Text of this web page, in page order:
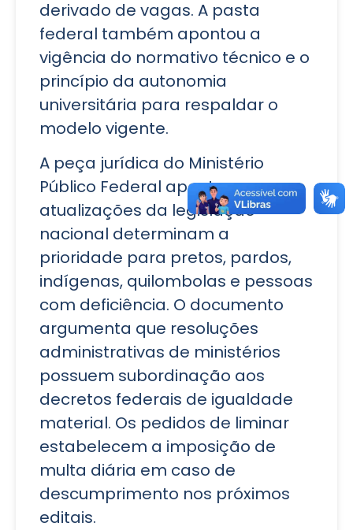
derivado de vagas. A pasta
federal também apontou a
vigência do normativo técnico e o
princípio da autonomia
universitária para respaldar o
modelo vigente.
A peça jurídica do Ministério
Público Federal aponta que as
atualizações da legislação
nacional determinam a
prioridade para pretos, pardos,
indígenas, quilombolas e pessoas
com deficiência. O documento
argumenta que resoluções
administrativas de ministérios
possuem subordinação aos
decretos federais de igualdade
material. Os pedidos de liminar
estabelecem a imposição de
multa diária em caso de
descumprimento nos próximos
editais.